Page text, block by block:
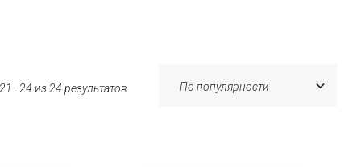
из 24 результатов